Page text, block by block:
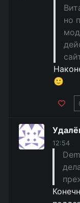
но
🙂
12:54